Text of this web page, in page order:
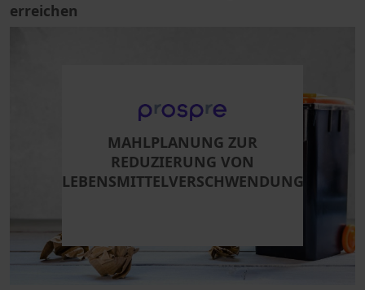
erreichen
MAHLPLANUNG ZUR
REDUZIERUNG VON
LEBENSMITTELVERSCHWENDUNG